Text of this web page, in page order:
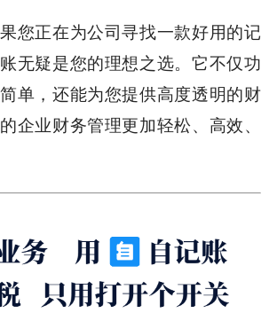
您正在为公司寻找一款好用的记
无疑是您的理想之选。它不仅功
单，还能为您提供高度透明的财
企业财务管理更加轻松、高效、